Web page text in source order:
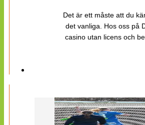
Det är ett måste att du
det vanliga. Hos oss på
casino utan licens och